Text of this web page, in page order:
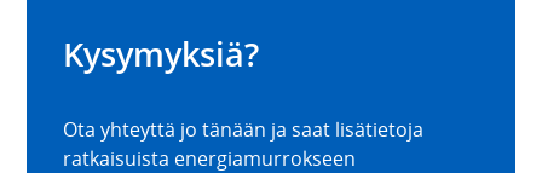
Kysymyksiä?
Ota yhteyttä jo tänään ja saat lisätietoja
ratkaisuista energiamurrokseen